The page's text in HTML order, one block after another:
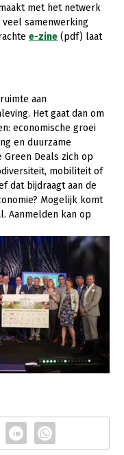
met het netwerk
samenwerking
e-zine (pdf) laat
aan
Het gaat dan om
economische groei
en duurzame
Deals zich op
mobiliteit of
dat bijdraagt aan de
Mogelijk komt
Aanmelden kan op